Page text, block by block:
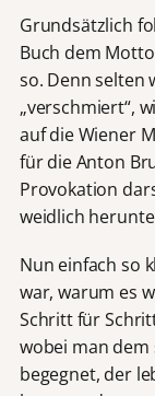
Grundsätzlich
Buch dem
so. Denn selten
„verschmiert“,
auf die Wiener
für die Anton
Provokation
weidlich
Nun einfach so
war, warum es
Schritt für
wobei man dem
begegnet, der